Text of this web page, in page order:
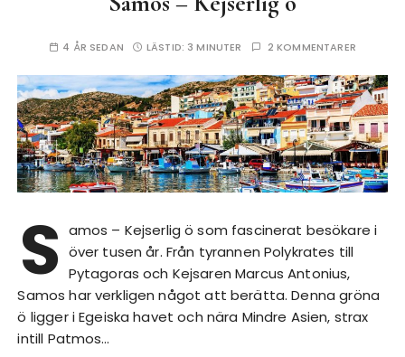
4 ÅR SEDAN LÄSTID: 3 MINUTER 2 KOMMENTARER
S amos – Kejserlig ö som fascinerat besökare i
över tusen år. Från tyrannen Polykrates till
Pytagoras och Kejsaren Marcus Antonius,
Samos har verkligen något att berätta. Denna gröna
ö ligger i Egeiska havet och nära Mindre Asien, strax
intill Patmos…